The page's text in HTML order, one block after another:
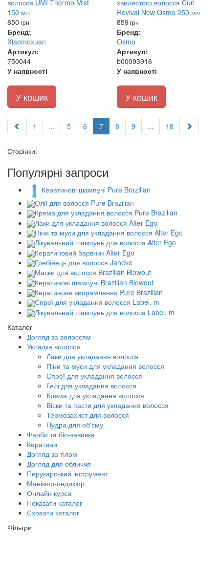
850 грн
Бренд:
Xiaomoxuan
Артикул:
750044
У наявності
У кошик
859 грн
Бренд:
Osmo
Артикул:
b00093916
У наявності
У кошик
1 ... 5 6 7 8 9 ... 18
Сторінки:
Популярні запроси
Кератинові шампуні Pure Brazilian
Олії для волосся Pure Brazilian
Крема для укладання волосся Pure Brazilian
Лаки для укладання волосся Alter Ego
Піни та муси для укладання волосся Alter Ego
Лікувальний шампунь для волосся Alter Ego
Кератиновий барвник Alter Ego
Гребінець для волосся Janeke
Маски для волосся Brazilian Blowout
Кератинові шампуні Brazilian Blowout
Кератинове випрямлення Pure Brazilian
Спреї для укладання волосся Label. m
Лікувальний шампунь для волосся Label. m
Каталог
Догляд за волоссям
Укладка волосся
Лаки для укладання волосся
Піни та муси для укладання волосся
Спреї для укладання волосся
Гелі для укладання волосся
Крема для укладання волосся
Віски та пасти для укладання волосся
Термозахист для волосся
Пудра для об'єму
Фарби та біо-завивка
Кератини
Догляд за тілом
Догляд для обличчя
Перукарський інструмент
Манікюр-педикюр
Онлайн курси
Показати каталог
Сховати каталог
Фільтри